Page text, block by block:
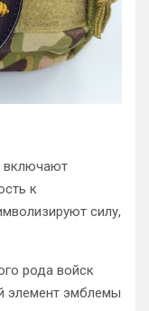
включают
к
силу,
рода войск
элемент эмблемы